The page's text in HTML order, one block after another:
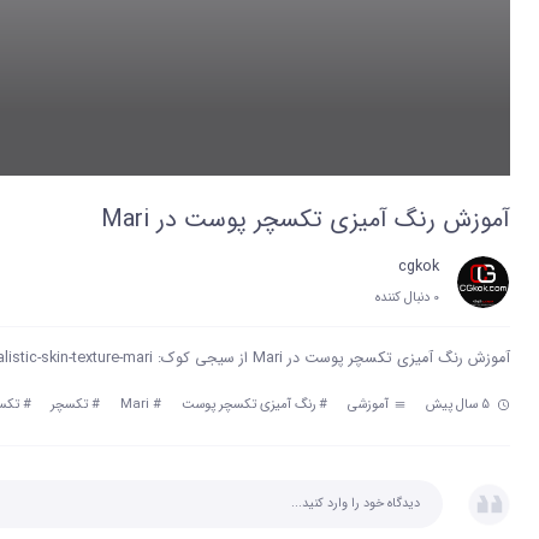
آموزش رنگ آمیزی تکسچر پوست در Mari
cgkok
0 دنبال‌ کننده
آموزش رنگ آمیزی تکسچر پوست در Mari از سیجی کوک: https://cgkok.com/cg/painting-realistic-skin-texture-mari/
5 سال پیش آموزشی #رنگ آمیزی تکسچر پوست #
Mari
#تکسچر #